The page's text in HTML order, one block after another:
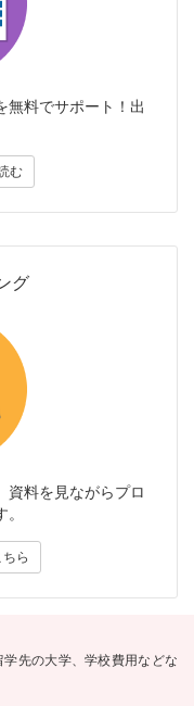
無料でサポート！出
む
グ
資料を見ながらプロ
ら
先の大学、学校費用などな